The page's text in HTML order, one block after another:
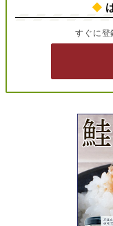
◆
すぐに登